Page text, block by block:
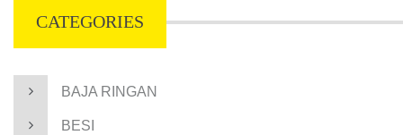
CATEGORIES
BAJA RINGAN
BESI